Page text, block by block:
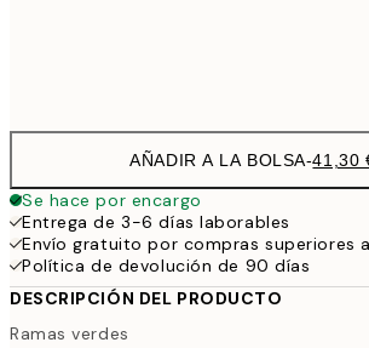
AÑADIR A LA BOLSA-41,30
Se hace por encargo
Entrega de 3-6 días laborables
Envío gratuito por compras superiores
Política de devolución de 90 días
DESCRIPCIÓN DEL PRODUCTO
Ramas verdes